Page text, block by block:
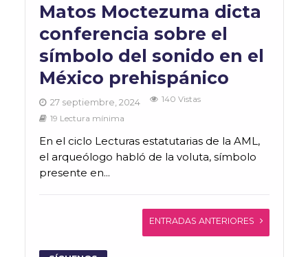
Matos Moctezuma dicta
conferencia sobre el
símbolo del sonido en el
México prehispánico
27 septiembre, 2024
140 Vistas
19 Lectura mínima
En el ciclo Lecturas estatutarias de la AML,
el arqueólogo habló de la voluta, símbolo
presente en...
ENTRADAS ANTERIORES